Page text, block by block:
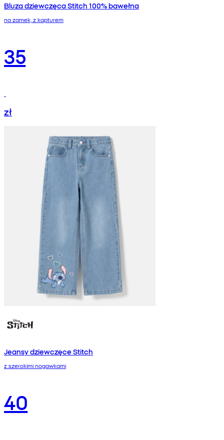
Bluza dziewczęca Stitch 100% bawełna
na zamek, z kapturem
35
zł
Jeansy dziewczęce Stitch
z szerokimi nogawkami
40